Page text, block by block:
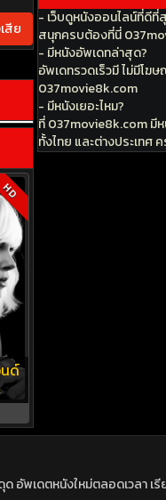
สีย
ด์
HD
- เว็บดูหนังออนไลน์ที่ดีที่
สนุกครบต้องที่นี่
- มีหนังอัพเดทล่าสุด?
อัพเดทรวดเร็วมี ไม่มีโฆ
037movie8k.com
- มีหนังเยอะไหม?
ที่ 037movie8k.com มีห
ทั้งไทย และต่างประเทศ
อัพเดตหนังใหม่ตลอดเวลา เรี